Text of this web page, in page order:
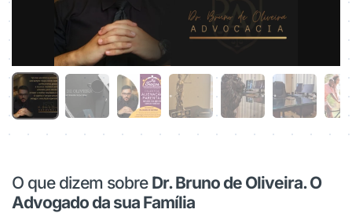
O que dizem sobre Dr. Bruno de Oliveira. O
Advogado da sua Família